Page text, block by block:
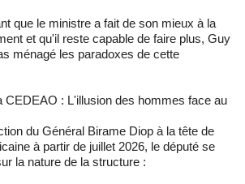
que le ministre a fait de son mieux à la
et qu'il reste capable de faire plus, Guy
ménagé les paradoxes de cette
CEDEAO : L'illusion des hommes face au
du Général Birame Diop à la tête de
à partir de juillet 2026, le député se
la nature de la structure :